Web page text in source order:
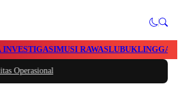
INVESTIGASIMUSI RAWASLUBUKLINGGAU